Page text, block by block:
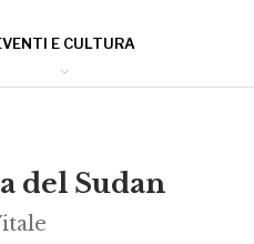
E CULTURA
del Sudan